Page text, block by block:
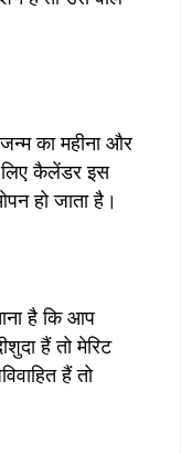
का महीना और
कैलेंडर इस
हो जाता है‌।
है कि आप
हैं तो मेरिट
हैं तो